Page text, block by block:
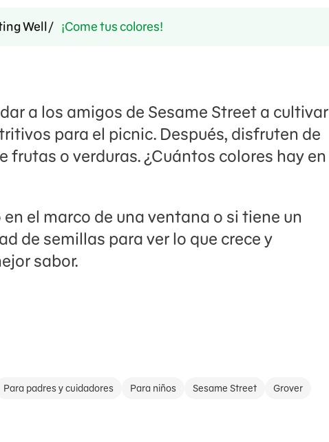
Well ¡Come tus colores!
a los amigos de Sesame Street a cultivar
para el picnic. Después, disfruten de
frutas o verduras. ¿Cuántos colores hay en
el marco de una ventana o si tiene un
de semillas para ver lo que crece y
sabor.
Para padres y cuidadores Para niños Sesame Street Grover